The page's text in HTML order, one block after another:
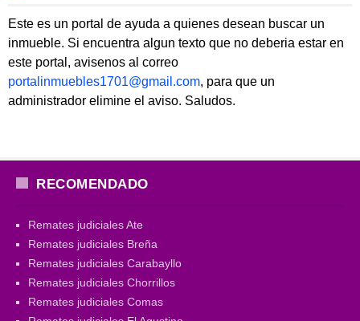
Este es un portal de ayuda a quienes desean buscar un
inmueble. Si encuentra algun texto que no deberia estar en
este portal, avisenos al correo
portalinmuebles1701@gmail.com, para que un
administrador elimine el aviso. Saludos.
RECOMENDADO
Remates judiciales Ate
Remates judiciales Breña
Remates judiciales Carabayllo
Remates judiciales Chorrillos
Remates judiciales Comas